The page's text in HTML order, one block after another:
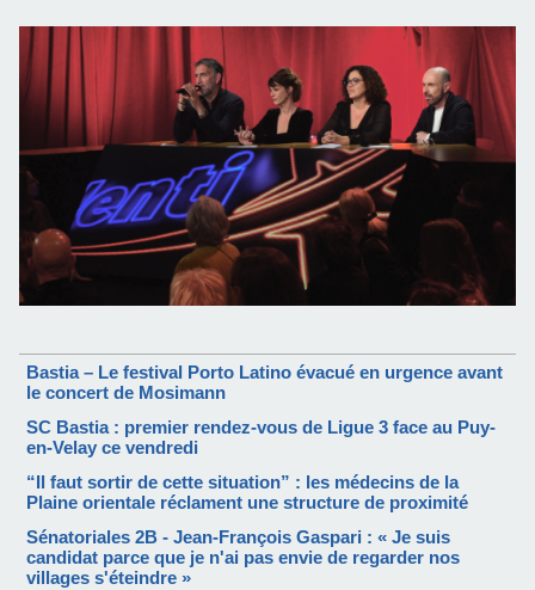
Bastia – Le festival Porto Latino évacué en urgence avant
le concert de Mosimann
SC Bastia : premier rendez-vous de Ligue 3 face au Puy-
en-Velay ce vendredi
“Il faut sortir de cette situation” : les médecins de la
Plaine orientale réclament une structure de proximité
Sénatoriales 2B - Jean-François Gaspari : « Je suis
candidat parce que je n'ai pas envie de regarder nos
villages s'éteindre »